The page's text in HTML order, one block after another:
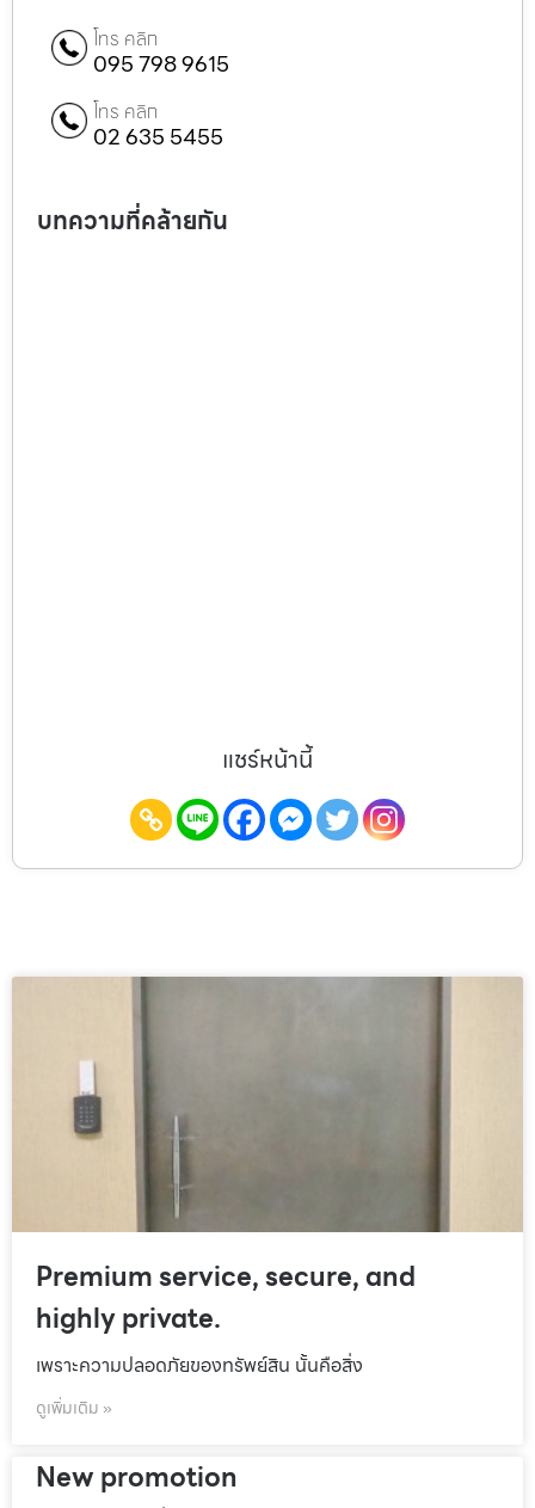
โทร คลิก
095 798 9615
โทร คลิก
02 635 5455
บทความที่คล้ายกัน
แชร์หน้านี้
Premium service, secure, and
highly private.
เพราะความปลอดภัยของทรัพย์สิน นั้นคือสิ่ง
ดูเพิ่มเติม »
New promotion